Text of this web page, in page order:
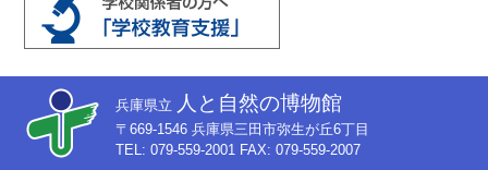
兵庫県立 人と自然の博物館
〒669-1546 兵庫県三田市弥生が丘6丁目
TEL: 079-559-2001 FAX: 079-559-2007